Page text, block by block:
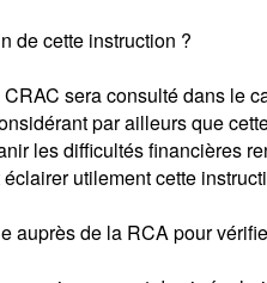
de cette instruction ?
sera consulté dans le
par ailleurs que
les difficultés financières
utilement cette
auprès de la RCA pour